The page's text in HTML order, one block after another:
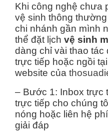
Khi công nghệ chưa
vệ sinh thông
chi nhánh gần mình
thể đặt lịch vệ sinh
dàng chỉ vài thao tác
trực tiếp hoặc ngồi
website của
– Bước 1: Inbox trực
trực tiếp cho chúng
nóng hoặc liên hệ
giải đáp